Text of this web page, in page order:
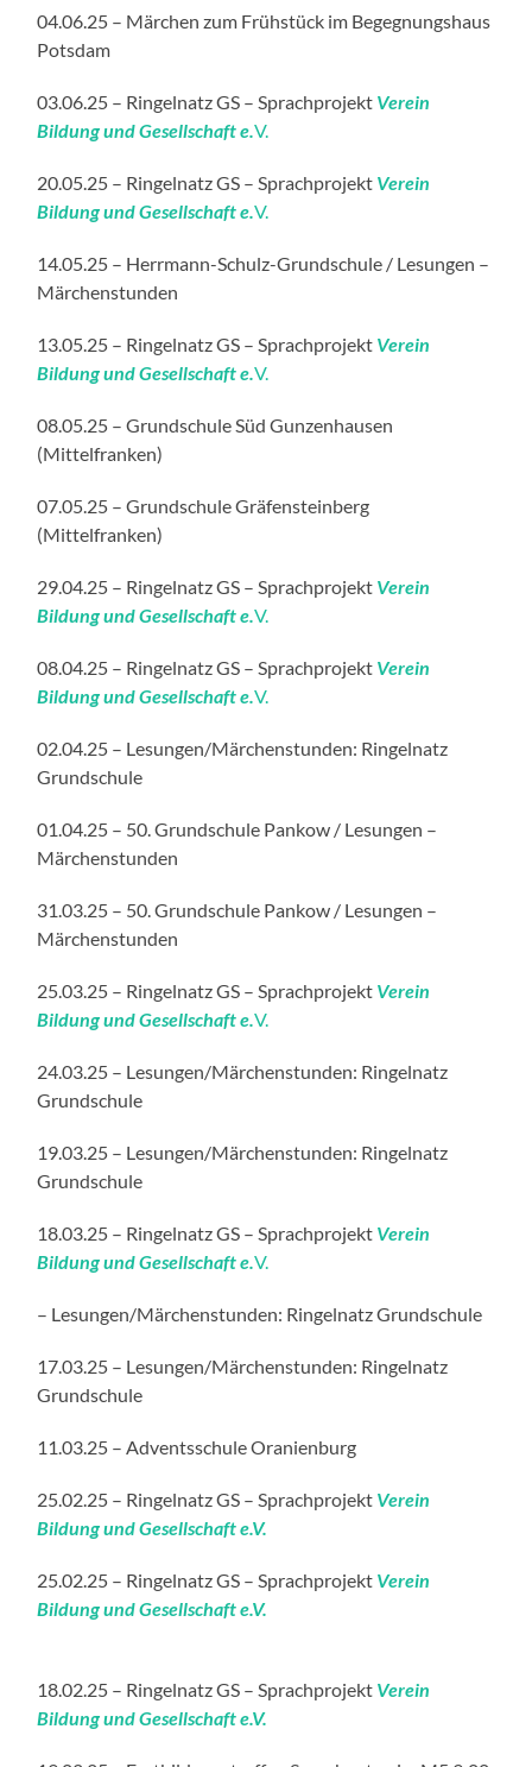
04.06.25 – Märchen zum Frühstück im Begegnungshaus
Potsdam
03.06.25 – Ringelnatz GS – Sprachprojekt Verein
Bildung und Gesellschaft e.V.
20.05.25 – Ringelnatz GS – Sprachprojekt Verein
Bildung und Gesellschaft e.V.
14.05.25 – Herrmann-Schulz-Grundschule / Lesungen –
Märchenstunden
13.05.25 – Ringelnatz GS – Sprachprojekt Verein
Bildung und Gesellschaft e.V.
08.05.25 – Grundschule Süd Gunzenhausen
(Mittelfranken)
07.05.25 – Grundschule Gräfensteinberg
(Mittelfranken)
29.04.25 – Ringelnatz GS – Sprachprojekt Verein
Bildung und Gesellschaft e.V.
08.04.25 – Ringelnatz GS – Sprachprojekt Verein
Bildung und Gesellschaft e.V.
02.04.25 – Lesungen/Märchenstunden: Ringelnatz
Grundschule
01.04.25 – 50. Grundschule Pankow / Lesungen –
Märchenstunden
31.03.25 – 50. Grundschule Pankow / Lesungen –
Märchenstunden
25.03.25 – Ringelnatz GS – Sprachprojekt Verein
Bildung und Gesellschaft e.V.
24.03.25 – Lesungen/Märchenstunden: Ringelnatz
Grundschule
19.03.25 – Lesungen/Märchenstunden: Ringelnatz
Grundschule
18.03.25 – Ringelnatz GS – Sprachprojekt Verein
Bildung und Gesellschaft e.V.
– Lesungen/Märchenstunden: Ringelnatz Grundschule
17.03.25 – Lesungen/Märchenstunden: Ringelnatz
Grundschule
11.03.25 – Adventsschule Oranienburg
25.02.25 – Ringelnatz GS – Sprachprojekt Verein
Bildung und Gesellschaft e.V.
25.02.25 – Ringelnatz GS – Sprachprojekt Verein
Bildung und Gesellschaft e.V.
18.02.25 – Ringelnatz GS – Sprachprojekt Verein
Bildung und Gesellschaft e.V.